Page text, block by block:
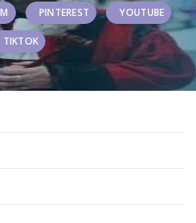
PINTEREST YOUTUBE
TIKTOK